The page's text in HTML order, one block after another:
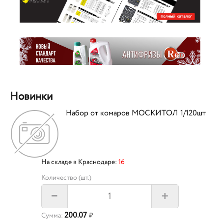
Новинки
Набор от комаров МОСКИТОЛ 1/120шт
На складе в Краснодаре: 16
Количество (шт.)
– +
Сумма: 200.07 ₽